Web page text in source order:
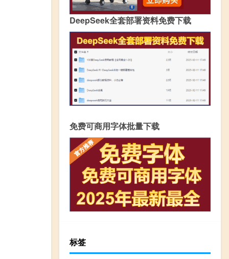
DeepSeek全套部署资料免费下载
免费可商用字体批量下载
标签